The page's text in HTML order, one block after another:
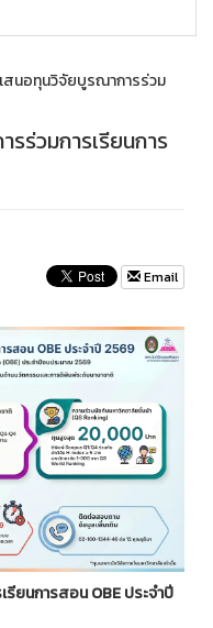
สนอทุนวิจัยบูรณาการร่วม
ร่วมการเรียนการ
Email
ยนการสอน OBE ประจำปี